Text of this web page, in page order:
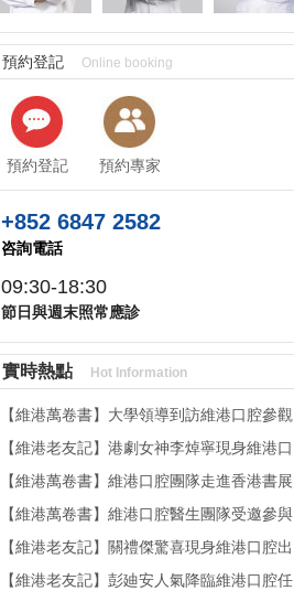
預約登記 Online booking
預約登記 預約專家
+852 6847 2582
咨詢電話
09:30-18:30
節日與週末照常應診
實時熱點 Hot Information
【維港萬卷書】大學領導到訪維港口腔參觀交流 高度讚賞院感消毒與規範化管理
【維港老友記】港劇女神李焯寧現身維港口腔擔任一日店長，分享護牙心得
【維港萬卷書】維港口腔團隊走進香港書展 感受閱讀力量拓寬專業視野
【維港萬卷書】維港口腔醫生團隊受邀參與美國登士柏西諾德專題研討 聚焦無牙頜種植修復前沿策略
【維港老友記】關禮傑驚喜現身維港口腔出任明星一日CEO 即場演繹同分享經驗！
【維港老友記】彭廸安人氣降臨維港口腔任明星一日店長 勁歌熱舞快閃表演點燃全場！